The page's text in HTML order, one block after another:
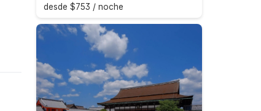
desde $753 / noche